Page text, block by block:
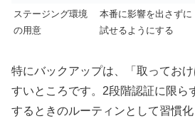
ステージング環境
の用意
本番に影響を出さずに
試せるようにする
特にバックアップは、「取ってお
すいところです。2段階認証に限ら
するときのルーティンとして習慣化